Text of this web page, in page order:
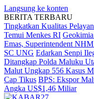
Langsung ke konten
BERITA TERBARU
Tingkatkan Kualitas
Temui Menkes RI
Emas, Superintendent
SC UNG Edarkan Senpi
Ditangkap Polda Maluku
Malut Ungkap 556 Kasus
Cap Tikus BPS: Ekspor
Angka US$1,46 Miliar